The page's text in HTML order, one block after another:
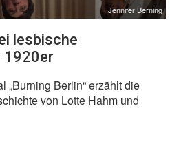
Jennifer Berning
lesbische
1920er
„Burning Berlin“ erzählt die
von Lotte Hahm und